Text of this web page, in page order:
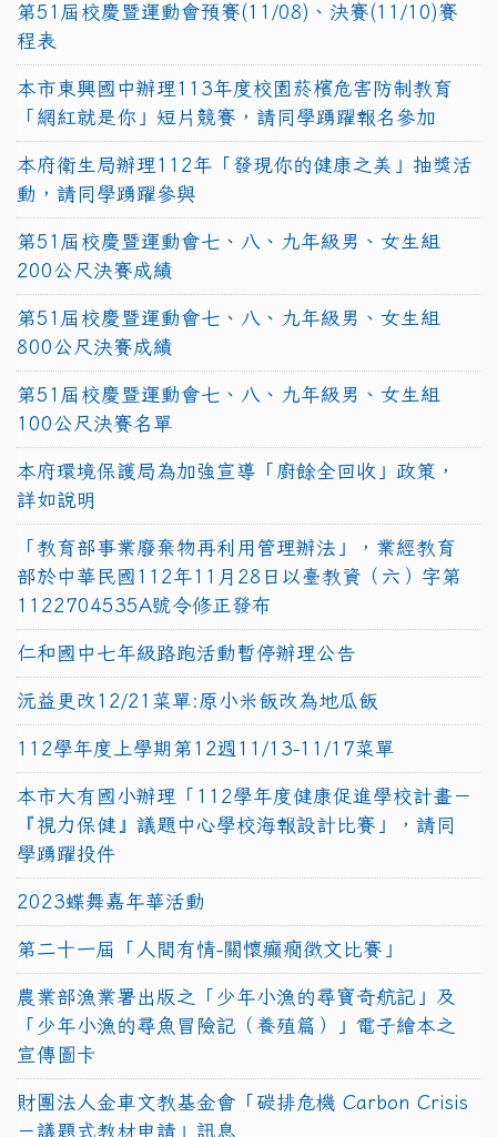
第51屆校慶暨運動會預賽(11/08)、決賽(11/10)賽
程表
本市東興國中辦理113年度校園菸檳危害防制教育
「網紅就是你」短片競賽，請同學踴躍報名參加
本府衛生局辦理112年「發現你的健康之美」抽獎活
動，請同學踴躍參與
第51屆校慶暨運動會七、八、九年級男、女生組
200公尺決賽成績
第51屆校慶暨運動會七、八、九年級男、女生組
800公尺決賽成績
第51屆校慶暨運動會七、八、九年級男、女生組
100公尺決賽名單
本府環境保護局為加強宣導「廚餘全回收」政策，
詳如說明
「教育部事業廢棄物再利用管理辦法」，業經教育
部於中華民國112年11月28日以臺教資（六）字第
1122704535A號令修正發布
仁和國中七年級路跑活動暫停辦理公告
沅益更改12/21菜單:原小米飯改為地瓜飯
112學年度上學期第12週11/13-11/17菜單
本市大有國小辦理「112學年度健康促進學校計畫－
『視力保健』議題中心學校海報設計比賽」，請同
學踴躍投件
2023蝶舞嘉年華活動
第二十一屆「人間有情-關懷癲癇徵文比賽」
農業部漁業署出版之「少年小漁的尋寶奇航記」及
「少年小漁的尋魚冒險記（養殖篇）」電子繪本之
宣傳圖卡
財團法人金車文教基金會「碳排危機 Carbon Crisis
－議題式教材申請」訊息